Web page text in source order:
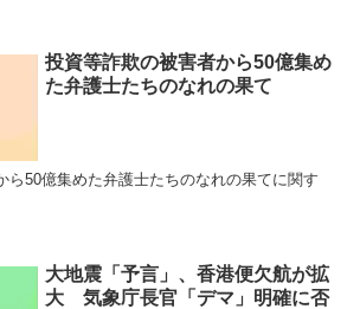
投資等詐欺の被害者から50億集め
た弁護士たちのなれの果て
ら50億集めた弁護士たちのなれの果てに関す
大地震「予言」、香港便欠航が拡
大 気象庁長官「デマ」明確に否